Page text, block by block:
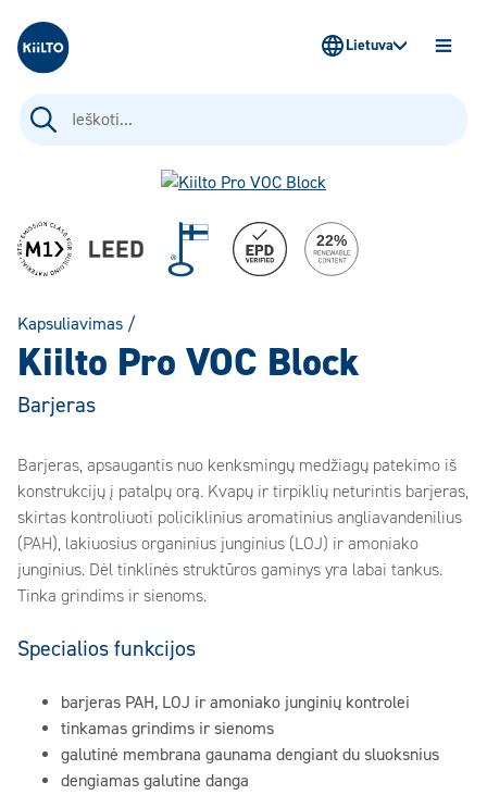
Kiilto Lietuva
Ieškoti:
Lietuva
Kapsuliavimas /
Kiilto Pro VOC Block
Barjeras
Barjeras, apsaugantis nuo kenksmingų medžiagų patekimo iš
konstrukcijų į patalpų orą. Kvapų ir tirpiklių neturintis barjeras,
skirtas kontroliuoti policiklinius aromatinius angliavandenilius
(PAH), lakiuosius organinius junginius (LOJ) ir amoniako
junginius. Dėl tinklinės struktūros gaminys yra labai tankus.
Tinka grindims ir sienoms.
Specialios funkcijos
barjeras PAH, LOJ ir amoniako junginių kontrolei
tinkamas grindims ir sienoms
galutinė membrana gaunama dengiant du sluoksnius
dengiamas galutine danga